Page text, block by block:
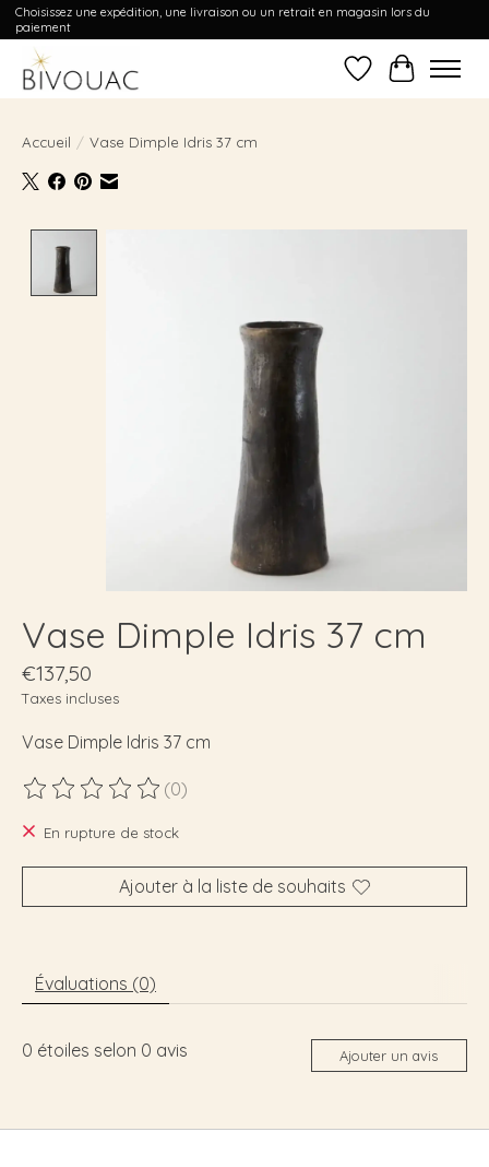
Choisissez une expédition, une livraison ou un retrait en magasin lors du
paiement
Liste dePanier
Accueil / Vase Dimple Idris 37 cm
Vase Dimple Idris 37 cm
€137,50
Taxes incluses
Vase Dimple Idris 37 cm
Ce produit est évalué à
(0)
En rupture de stock
Ajouter à la liste de souhaits
Évaluations (0)
0 étoiles selon 0 avis Ajouter un avis